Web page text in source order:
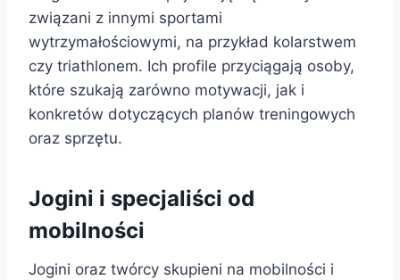
związani z innymi sportami
wytrzymałościowymi, na przykład kolarstwem
czy triathlonem. Ich profile przyciągają osoby,
które szukają zarówno motywacji, jak i
konkretów dotyczących planów treningowych
oraz sprzętu.
Jogini i specjaliści od
mobilności
Jogini oraz twórcy skupieni na mobilności i